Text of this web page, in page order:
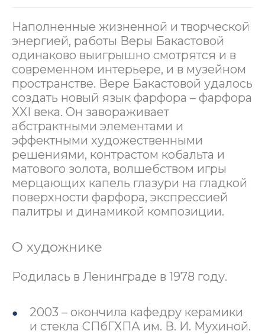
Наполненные жизненной и творческой
энергией, работы Веры Бакастовой
одинаково выигрышно смотрятся и в
современном интерьере, и в музейном
пространстве. Вере Бакастовой удалось
создать новый язык фарфора – фарфора
XXI века. Он завораживает
абстрактными элементами и
эффектными художественными
решениями, контрастом кобальта и
матового золота, волшебством игры
мерцающих капель глазури на гладкой
поверхности фарфора, экспрессией
палитры и динамикой композиции.
О художнике
Родилась в Ленинграде в 1978 году.
2003 – окончила кафедру керамики
и стекла СПбГХПА им. В. И. Мухиной.